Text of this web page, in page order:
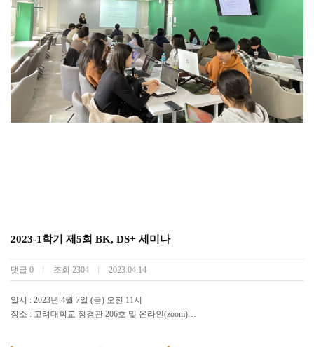
2023-1학기 제5회 BK, DS+ 세미나
댓글 0 조회 2304 2023.04.14
일시 : 2023년 4월 7일 (금) 오전 11시
장소 : 고려대학교 정경관 206호 및 온라인(zoom)